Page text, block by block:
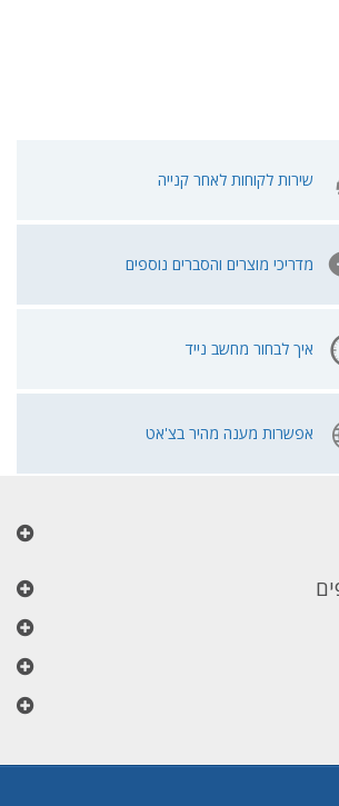
שירות לקוחות לאחר קנייה
מדריכי מוצרים והסברים נוספים
איך לבחור מחשב נייד
אפשרות מענה מהיר בצ'אט